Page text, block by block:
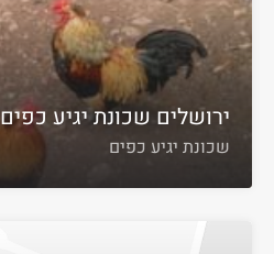
ירושלים שכונת יגיע כפים
שכונת יגיע כפים